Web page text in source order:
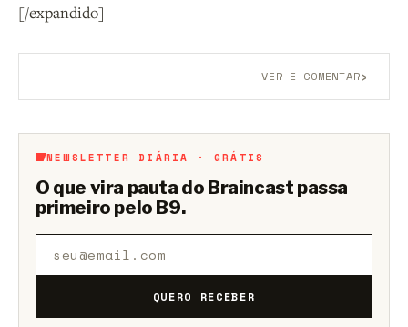
[/expandido]
VER E COMENTAR›
NEWSLETTER DIÁRIA · GRÁTIS
O que vira pauta do Braincast passa
primeiro pelo B9.
QUERO RECEBER